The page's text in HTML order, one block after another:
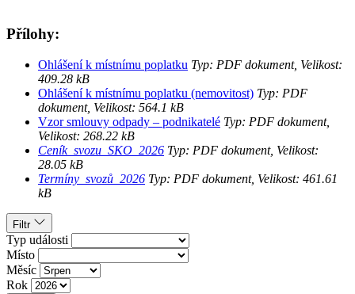
Přílohy:
Ohlášení k místnímu poplatku Typ: PDF dokument, Velikost:
409.28 kB
Ohlášení k místnímu poplatku (nemovitost) Typ: PDF
dokument, Velikost: 564.1 kB
Vzor smlouvy odpady – podnikatelé Typ: PDF dokument,
Velikost: 268.22 kB
Ceník_svozu_SKO_2026 Typ: PDF dokument, Velikost:
28.05 kB
Termíny_svozů_2026 Typ: PDF dokument, Velikost: 461.61
kB
Filtr
Typ události
Místo
Měsíc
Rok